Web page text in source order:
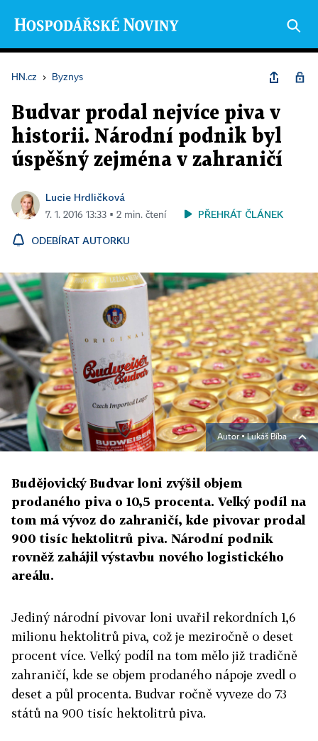
HN.cz › Byznys
Budvar prodal nejvíce piva v
historii. Národní podnik byl
úspěšný zejména v zahraničí
Lucie Hrdličková
7. 1. 2016 13:33 ▪ 2 min. čtení PŘEHRÁT ČLÁNEK
ODEBÍRAT AUTORKU
Autor ▪Lukáš Bíba
Budějovický Budvar loni zvýšil objem
prodaného piva o 10,5 procenta. Velký podíl na
tom má vývoz do zahraničí, kde pivovar prodal
900 tisíc hektolitrů piva. Národní podnik
rovněž zahájil výstavbu nového logistického
areálu.
Jediný národní pivovar loni uvařil rekordních 1,6
milionu hektolitrů piva, což je meziročně o deset
procent více. Velký podíl na tom mělo již tradičně
zahraničí, kde se objem prodaného nápoje zvedl o
deset a půl procenta. Budvar ročně vyveze do 73
států na 900 tisíc hektolitrů piva.